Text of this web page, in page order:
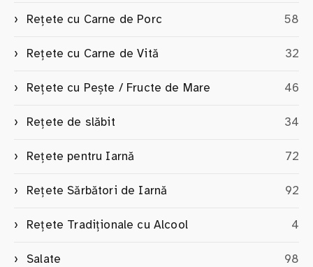
Rețete cu Carne de Porc 58
Rețete cu Carne de Vită 32
Rețete cu Pește / Fructe de Mare 46
Rețete de slăbit 34
Rețete pentru Iarnă 72
Rețete Sărbători de Iarnă 92
Rețete Tradiționale cu Alcool 4
Salate 98